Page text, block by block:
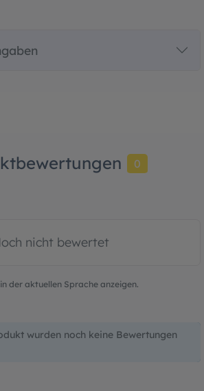
0
nicht bewertet
der aktuellen Sprache anzeigen.
wurden noch keine Bewertungen